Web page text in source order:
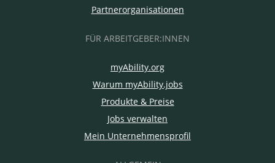
Partnerorganisationen
FÜR ARBEITGEBER:INNEN
myAbility.org
Warum myAbility.jobs
Produkte & Preise
Jobs verwalten
Mein Unternehmensprofil